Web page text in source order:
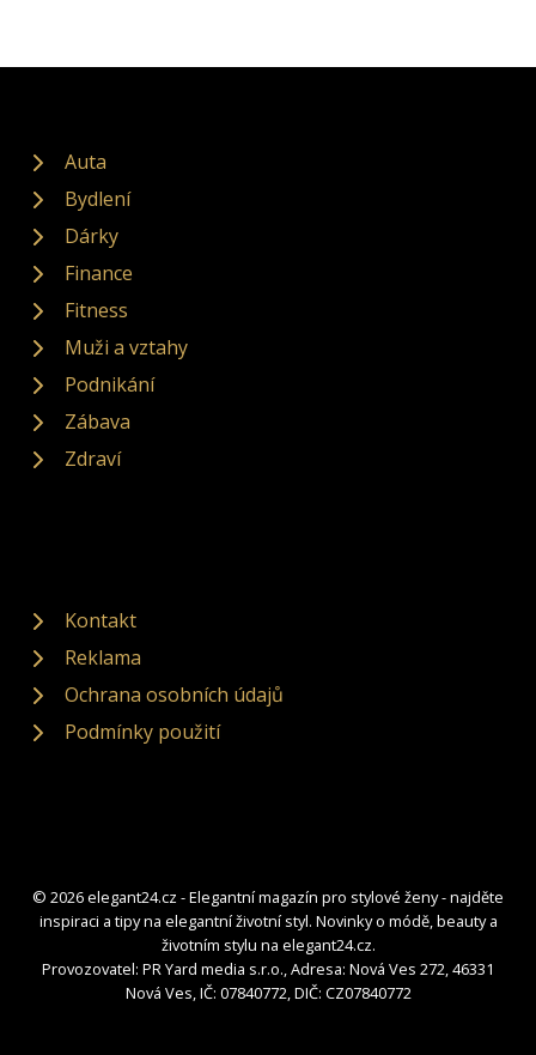
Auta
Bydlení
Dárky
Finance
Fitness
Muži a vztahy
Podnikání
Zábava
Zdraví
Kontakt
Reklama
Ochrana osobních údajů
Podmínky použití
© 2026 elegant24.cz - Elegantní magazín pro stylové ženy - najděte
inspiraci a tipy na elegantní životní styl. Novinky o módě, beauty a
životním stylu na elegant24.cz.
Provozovatel: PR Yard media s.r.o., Adresa: Nová Ves 272, 46331
Nová Ves, IČ: 07840772, DIČ: CZ07840772